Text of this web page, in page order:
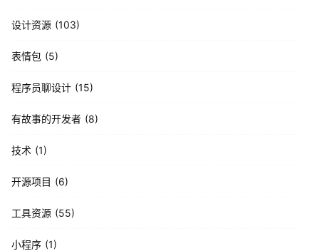
设计资源 103
表情包 5
程序员聊设计 15
有故事的开发者 8
技术 1
开源项目 6
工具资源 55
小程序 1